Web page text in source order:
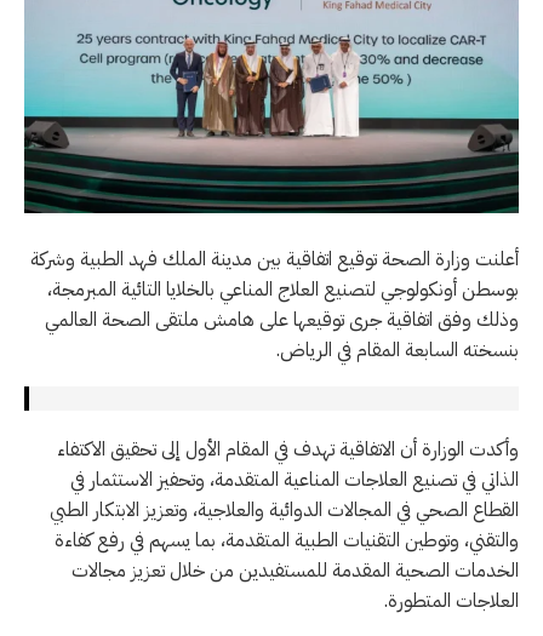
أعلنت وزارة الصحة توقيع اتفاقية بين مدينة الملك فهد الطبية وشركة
بوسطن أونكولوجي لتصنيع العلاج المناعي بالخلايا التائية المبرمجة،
وذلك وفق اتفاقية جرى توقيعها على هامش ملتقى الصحة العالمي
بنسخته السابعة المقام في الرياض.
وأكدت الوزارة أن الاتفاقية تهدف في المقام الأول إلى تحقيق الاكتفاء
الذاتي في تصنيع العلاجات المناعية المتقدمة، وتحفيز الاستثمار في
القطاع الصحي في المجالات الدوائية والعلاجية، وتعزيز الابتكار الطبي
والتقني، وتوطين التقنيات الطبية المتقدمة، بما يسهم في رفع كفاءة
الخدمات الصحية المقدمة للمستفيدين من خلال تعزيز مجالات
العلاجات المتطورة.